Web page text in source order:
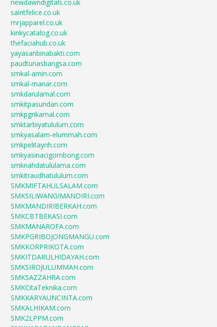
newdawndigitals.co.uk
saintfelice.co.uk
mrjapparel.co.uk
kinkycatalog.co.uk
thefaciahub.co.uk
yayasanbinabakti.com
paudtunasbangsa.com
smkal-amin.com
smkal-manar.com
smkdarulamal.com
smkitpasundan.com
smkpgrikamal.com
smktarbiyatululum.com
smkyasalam-elummah.com
smkpelitaynh.com
smkyasinacigombong.com
smknahdatululama.com
smkitraudhatululum.com
SMKMIFTAHULSALAM.com
SMKSILIWANGIMANDIRI.com
SMKMANDIRIBERKAH.com
SMKCBTBEKASI.com
SMKMANAROFA.com
SMKPGRIBOJONGMANGU.com
SMKKORPRIKOTA.com
SMKITDARULHIDAYAH.com
SMKSIROJULUMMAH.com
SMKSAZZAHRA.com
SMKCitaTeknika.com
SMKKARYAUNCINTA.com
SMKALHIKAM.com
SMK2LPPM.com